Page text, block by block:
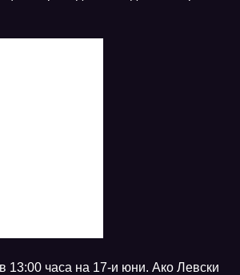
13:00 часа на 17-и юни. Ако Левски